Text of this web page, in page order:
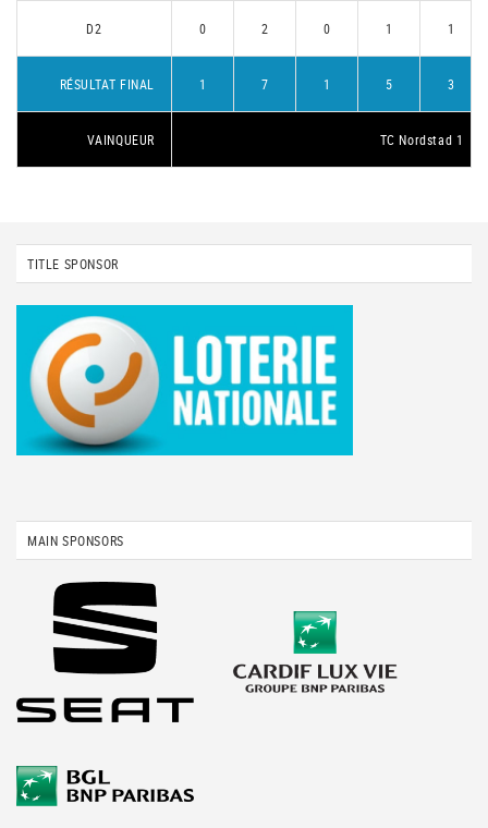
D2 0 2 0 1 1
RÉSULTAT FINAL 1 7 1 5 3
VAINQUEUR TC Nordstad 1
TITLE SPONSOR
MAIN SPONSORS